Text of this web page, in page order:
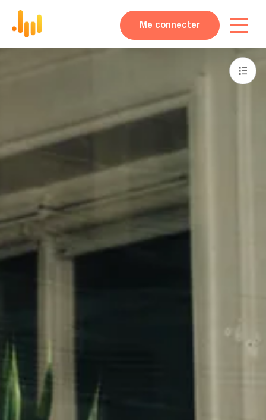
Me connecter